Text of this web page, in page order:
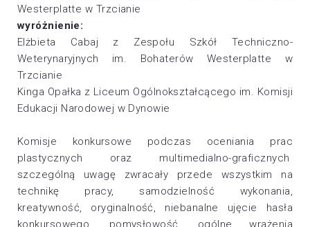
Westerplatte w Trzcianie
wyróżnienie:
Elżbieta Cabaj z Zespołu Szkół Techniczno-
Weterynaryjnych im. Bohaterów Westerplatte w
Trzcianie
Kinga Opałka z Liceum Ogólnokształcącego im. Komisji
Edukacji Narodowej w Dynowie
Komisje konkursowe podczas oceniania prac
plastycznych oraz multimedialno-graficznych
szczególną uwagę zwracały przede wszystkim na
technikę pracy, samodzielność wykonania,
kreatywność, oryginalność, niebanalne ujęcie hasła
konkursowego, pomysłowość, ogólne wrażenia